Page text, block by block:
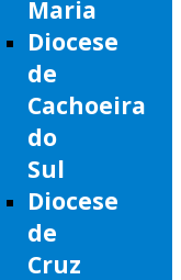
Maria
Diocese
de
Cachoeira
do
Sul
Diocese
de
Cruz